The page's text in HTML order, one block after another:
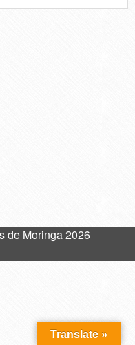
de Moringa 2026
Translate »